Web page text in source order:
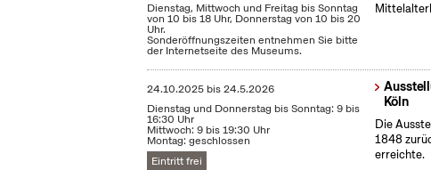
Dienstag, Mittwoch und Freitag bis Sonntag
von 10 bis 18 Uhr, Donnerstag von 10 bis 20
Uhr.
Sonderöffnungszeiten entnehmen Sie bitte
der Internetseite des Museums.
24.10.2025 bis24.5.2026
Dienstag und Donnerstag bis Sonntag: 9 bis
16:30 Uhr
Mittwoch: 9 bis 19:30 Uhr
Montag: geschlossen
Eintritt frei
Köln
Die
1848
erreichte.